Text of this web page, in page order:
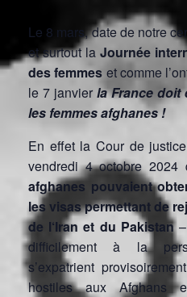
Le 8 mars, date de notre
et surtout la Journée
des femmes et comme
le 7 janvier la France
les femmes afghanes !
En effet la Cour de
vendredi 4 octobre
afghanes pouvaient
les visas permettant de
de l‘Iran et du Pakistan–
difficilement à la
s’expatrient
hostiles aux Afghans